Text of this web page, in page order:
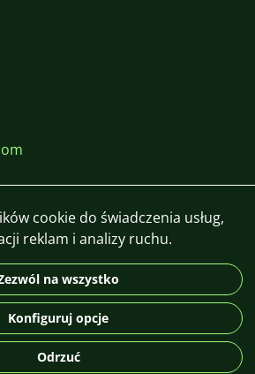
CS SK EN PL DE
© 2026 For Aquarist
cookie do świadczenia usług,
reklam i analizy ruchu.
na wszystko
Konfiguruj opcje
Odrzuć